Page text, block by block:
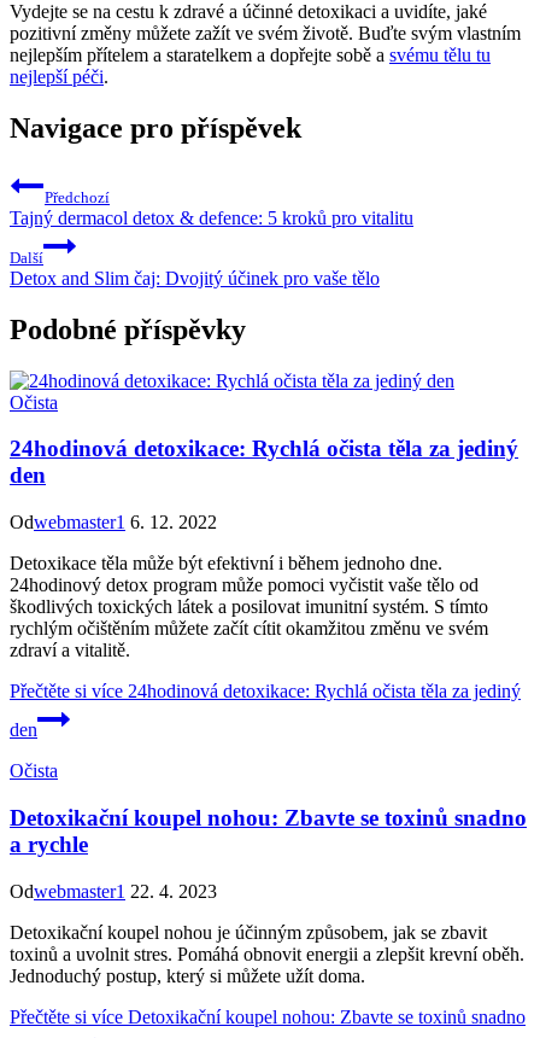
Vydejte se na cestu k zdravé a účinné detoxikaci a uvidíte, jaké
pozitivní změny můžete zažít ve svém životě. Buďte svým vlastním
nejlepším přítelem a staratelkem a dopřejte sobě a svému tělu tu
nejlepší péči.
Navigace pro příspěvek
Předchozí
Tajný dermacol detox & defence: 5 kroků pro vitalitu
Další
Detox and Slim čaj: Dvojitý účinek pro vaše tělo
Podobné příspěvky
Očista
24hodinová detoxikace: Rychlá očista těla za jediný
den
Odwebmaster1 6. 12. 2022
Detoxikace těla může být efektivní i během jednoho dne.
24hodinový detox program může pomoci vyčistit vaše tělo od
škodlivých toxických látek a posilovat imunitní systém. S tímto
rychlým očištěním můžete začít cítit okamžitou změnu ve svém
zdraví a vitalitě.
Přečtěte si více 24hodinová detoxikace: Rychlá očista těla za jediný
den
Očista
Detoxikační koupel nohou: Zbavte se toxinů snadno
a rychle
Odwebmaster1 22. 4. 2023
Detoxikační koupel nohou je účinným způsobem, jak se zbavit
toxinů a uvolnit stres. Pomáhá obnovit energii a zlepšit krevní oběh.
Jednoduchý postup, který si můžete užít doma.
Přečtěte si více Detoxikační koupel nohou: Zbavte se toxinů snadno